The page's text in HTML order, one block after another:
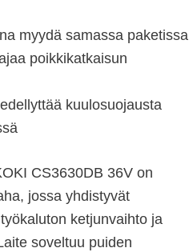
myydä samassa paketissa
poikkikatkaisun
kuulosuojausta
CS3630DB 36V on
jossa yhdistyvät
ketjunvaihto ja
soveltuu puiden